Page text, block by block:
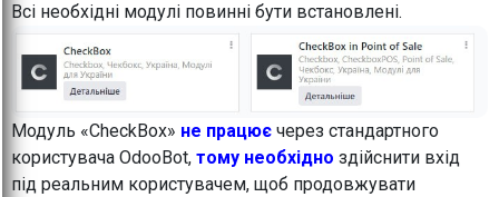
Всі необхідні модулі повинні бути встановлені.
Модуль «CheckBox» не працює через стандартного
користувача OdooBot, тому необхідно здійснити вхід
під реальним користувачем, щоб продовжувати